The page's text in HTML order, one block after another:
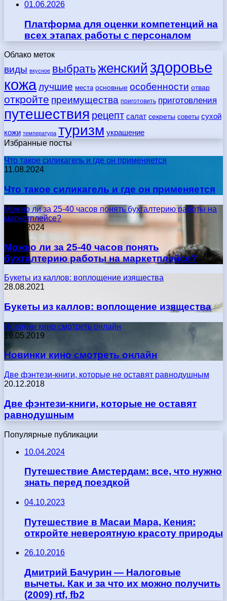
01.06.2026
Платформа для оценки компетенций на
всех этапах работы с персоналом
Облако меток
виды вкусное выбратьженский здоровье
кожалучшие места основные особенности отвар
откройте преимущества приготовить приготовления
путешествия рецепт салат секреты советы сухой
кожи температура туризм украшение
Избранные посты
Что такое силикагель и где он применяется
11.08.2024
Что такое силикагель и где он применяется
Можно ли за 25-40 часов понять бухгалтерию работы на
маркетплейсе?
17.05.2024
Можно ли за 25-40 часов понять
бухгалтерию работы на маркетплейсе?
Букеты из каллов: воплощение изящества
28.08.2021
Букеты из каллов: воплощение изящества
Новинки кино смотреть онлайн
19.05.2019
Новинки кино смотреть онлайн
Две фэнтези-книги, которые не оставят равнодушным
20.12.2018
Две фэнтези-книги, которые не оставят
равнодушным
Популярные публикации
10.04.2024
Путешествие Амстердам: все, что нужно
знать перед поездкой
04.10.2023
Путешествие в Масаи Мара, Кения:
откройте невероятную красоту природы
26.10.2016
Дмитрий Бачурин — Налоговые
вычеты. Как и за что их можно получить
(2009) rtf, fb2